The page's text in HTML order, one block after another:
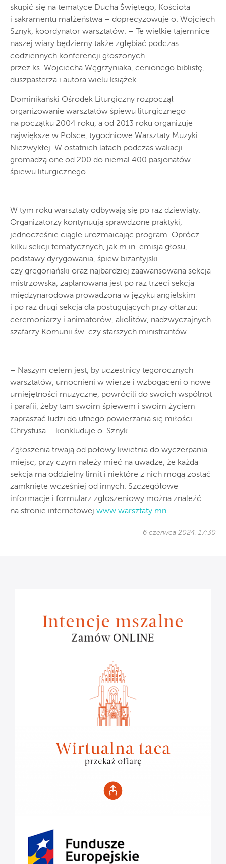
skupić się na tematyce Ducha Świętego, Kościoła
i sakramentu małżeństwa – doprecyzowuje o. Wojciech
Sznyk, koordynator warsztatów. – Te wielkie tajemnice
naszej wiary będziemy także zgłębiać podczas
codziennych konferencji głoszonych
przez ks. Wojciecha Węgrzyniaka, cenionego biblistę,
duszpasterza i autora wielu książek.
Dominikański Ośrodek Liturgiczny rozpoczął
organizowanie warsztatów śpiewu liturgicznego
na początku 2004 roku, a od 2013 roku organizuje
największe w Polsce, tygodniowe Warsztaty Muzyki
Niezwykłej. W ostatnich latach podczas wakacji
gromadzą one od 200 do niemal 400 pasjonatów
śpiewu liturgicznego.
W tym roku warsztaty odbywają się po raz dziewiąty.
Organizatorzy kontynuują sprawdzone praktyki,
jednocześnie ciągle urozmaicając program. Oprócz
kilku sekcji tematycznych, jak m.in. emisja głosu,
podstawy dyrygowania, śpiew bizantyjski
czy gregoriański oraz najbardziej zaawansowana sekcja
mistrzowska, zaplanowana jest po raz trzeci sekcja
międzynarodowa prowadzona w języku angielskim
i po raz drugi sekcja dla posługujących przy ołtarzu:
ceremoniarzy i animatorów, akolitów, nadzwyczajnych
szafarzy Komunii św. czy starszych ministrantów.
– Naszym celem jest, by uczestnicy tegorocznych
warsztatów, umocnieni w wierze i wzbogaceni o nowe
umiejętności muzyczne, powrócili do swoich wspólnot
i parafii, żeby tam swoim śpiewem i swoim życiem
zapraszać ludzi do ufnego powierzania się miłości
Chrystusa – konkluduje o. Sznyk.
Zgłoszenia trwają od połowy kwietnia do wyczerpania
miejsc, przy czym należy mieć na uwadze, że każda
sekcja ma oddzielny limit i niektóre z nich mogą zostać
zamknięte wcześniej od innych. Szczegółowe
informacje i formularz zgłoszeniowy można znaleźć
na stronie internetowej www.warsztaty.mn.
6 czerwca 2024, 17:30